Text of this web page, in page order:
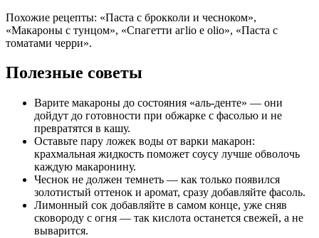
Похожие рецепты: «Паста с брокколи и чесноком»,
«Макароны с тунцом», «Спагетти агlio e olio», «Паста с
томатами черри».
Полезные советы
Варите макароны до состояния «аль-денте» — они
дойдут до готовности при обжарке с фасолью и не
превратятся в кашу.
Оставьте пару ложек воды от варки макарон:
крахмальная жидкость поможет соусу лучше обволочь
каждую макаронину.
Чеснок не должен темнеть — как только появился
золотистый оттенок и аромат, сразу добавляйте фасоль.
Лимонный сок добавляйте в самом конце, уже сняв
сковороду с огня — так кислота останется свежей, а не
выварится.